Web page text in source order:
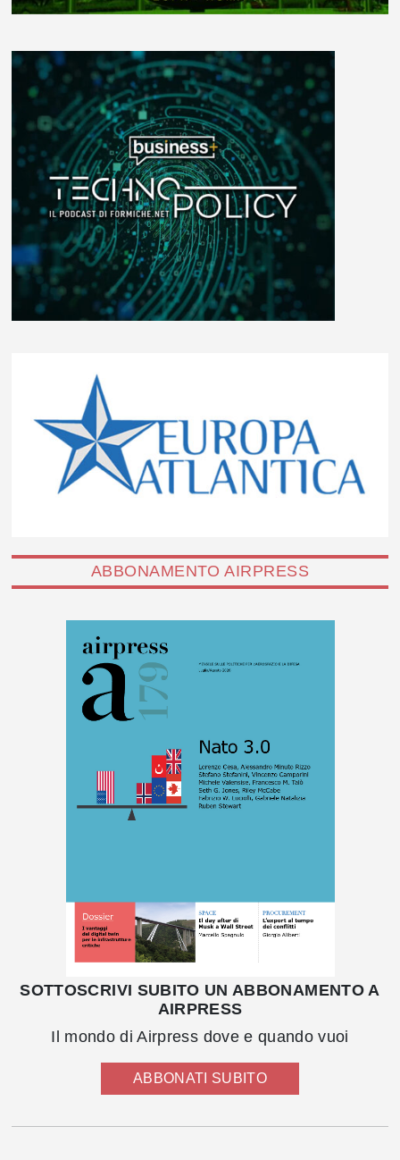
ABBONAMENTO AIRPRESS
SOTTOSCRIVI SUBITO UN ABBONAMENTO A
AIRPRESS
Il mondo di Airpress dove e quando vuoi
ABBONATI SUBITO